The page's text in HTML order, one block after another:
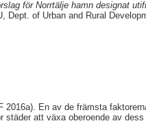
för Norrtälje hamn designat
Dept. of Urban and Rural
En av de främsta
städer att växa oberoende av